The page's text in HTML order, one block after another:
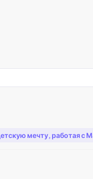
мечту, работая